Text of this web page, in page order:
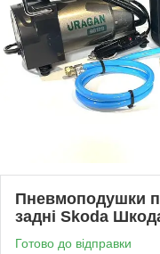
Пневмоподушки
задні Skoda
Готово до відправки